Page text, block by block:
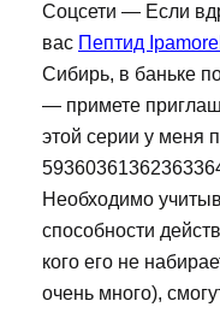
Соцсети — Если
вас Пептид
Сибирь, в баньке
— примете
этой серии у меня
Необходимо
способности
кого его не
очень много),